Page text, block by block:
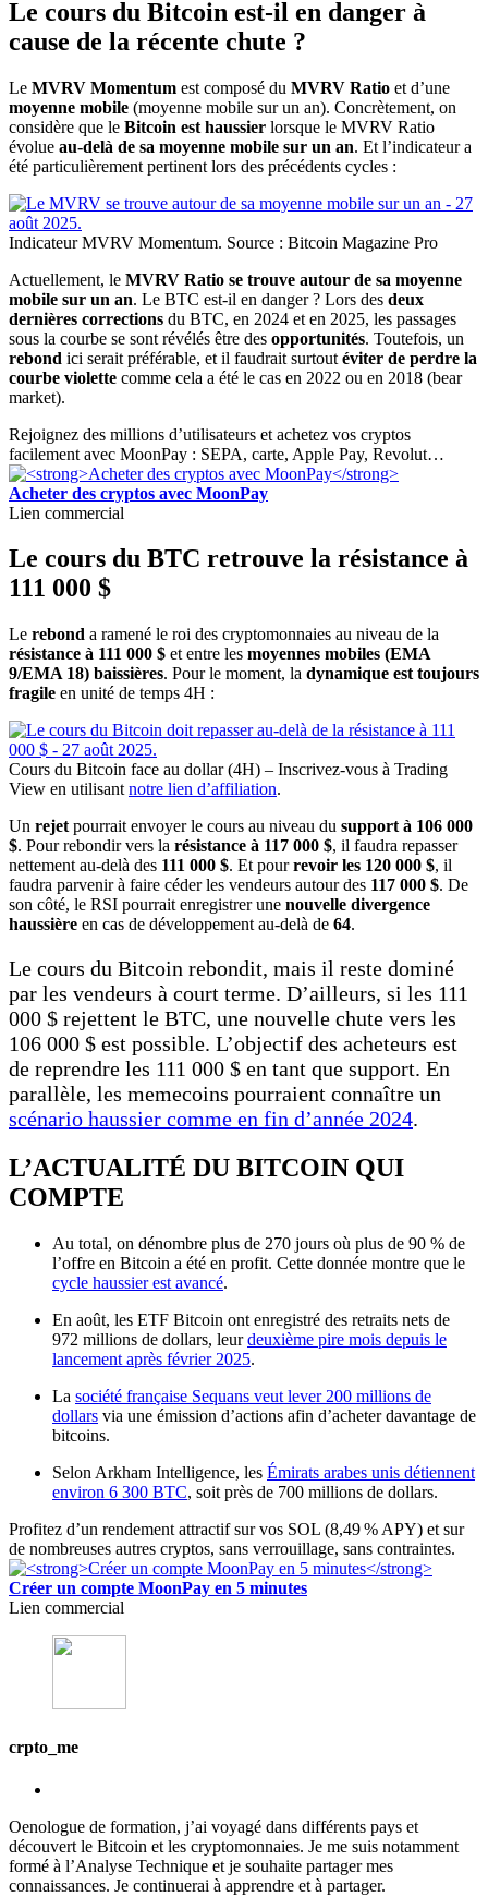
Le cours du Bitcoin est-il en danger à
cause de la récente chute ?
Le MVRV Momentum est composé du MVRV Ratio et d’une
moyenne mobile (moyenne mobile sur un an). Concrètement, on
considère que le Bitcoin est haussier lorsque le MVRV Ratio
évolue au-delà de sa moyenne mobile sur un an. Et l’indicateur a
été particulièrement pertinent lors des précédents cycles :
Indicateur MVRV Momentum. Source : Bitcoin Magazine Pro
Actuellement, le MVRV Ratio se trouve autour de sa moyenne
mobile sur un an. Le BTC est-il en danger ? Lors des deux
dernières corrections du BTC, en 2024 et en 2025, les passages
sous la courbe se sont révélés être des opportunités. Toutefois, un
rebond ici serait préférable, et il faudrait surtout éviter de perdre la
courbe violette comme cela a été le cas en 2022 ou en 2018 (bear
market).
Rejoignez des millions d’utilisateurs et achetez vos cryptos
facilement avec MoonPay : SEPA, carte, Apple Pay, Revolut…
Acheter des cryptos avec MoonPay
Lien commercial
Le cours du BTC retrouve la résistance à
111 000 $
Le rebond a ramené le roi des cryptomonnaies au niveau de la
résistance à 111 000 $ et entre les moyennes mobiles (EMA
9/EMA 18) baissières. Pour le moment, la dynamique est toujours
fragile en unité de temps 4H :
Cours du Bitcoin face au dollar (4H) – Inscrivez-vous à Trading
View en utilisant notre lien d’affiliation.
Un rejet pourrait envoyer le cours au niveau du support à 106 000
$. Pour rebondir vers la résistance à 117 000 $, il faudra repasser
nettement au-delà des 111 000 $. Et pourrevoir les 120 000 $, il
faudra parvenir à faire céder les vendeurs autour des 117 000 $. De
son côté, le RSI pourrait enregistrer une nouvelle divergence
haussière en cas de développement au-delà de 64.
Le cours du Bitcoin rebondit, mais il reste dominé
par les vendeurs à court terme. D’ailleurs, si les 111
000 $ rejettent le BTC, une nouvelle chute vers les
106 000 $ est possible. L’objectif des acheteurs est
de reprendre les 111 000 $ en tant que support. En
parallèle, les memecoins pourraient connaître un
scénario haussier comme en fin d’année 2024.
L’ACTUALITÉ DU BITCOIN QUI
COMPTE
Au total, on dénombre plus de 270 jours où plus de 90 % de
l’offre en Bitcoin a été en profit. Cette donnée montre que le
cycle haussier est avancé.
En août, les ETF Bitcoin ont enregistré des retraits nets de
972 millions de dollars, leurdeuxième pire mois depuis le
lancement après février 2025.
La société française Sequans veut lever 200 millions de
dollars via une émission d’actions afin d’acheter davantage de
bitcoins.
Selon Arkham Intelligence, les Émirats arabes unis détiennent
environ 6 300 BTC, soit près de 700 millions de dollars.
Profitez d’un rendement attractif sur vos SOL (8,49 % APY) et sur
de nombreuses autres cryptos, sans verrouillage, sans contraintes.
Créer un compte MoonPay en 5 minutes
Lien commercial
crpto_me
Oenologue de formation, j’ai voyagé dans différents pays et
découvert le Bitcoin et les cryptomonnaies. Je me suis notamment
formé à l’Analyse Technique et je souhaite partager mes
connaissances. Je continuerai à apprendre et à partager.